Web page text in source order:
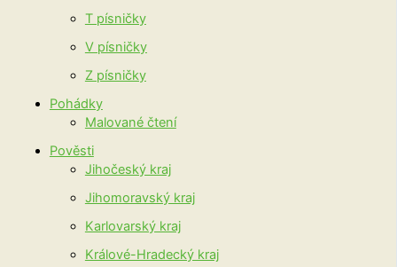
T písničky
V písničky
Z písničky
Pohádky
Malované čtení
Pověsti
Jihočeský kraj
Jihomoravský kraj
Karlovarský kraj
Králové-Hradecký kraj